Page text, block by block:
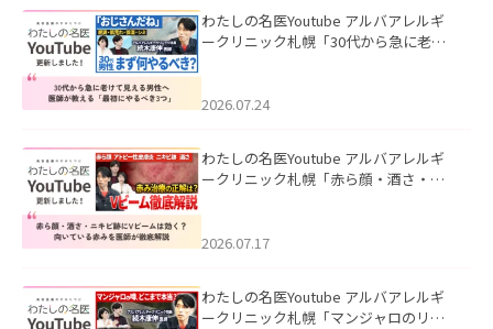
わたしの名医Youtube アルバアレルギ
ークリニック札幌「30代から急に老け
た。
2026.07.24
わたしの名医Youtube アルバアレルギ
ークリニック札幌「赤ら顔・酒さ・ニ
した。
2026.07.17
わたしの名医Youtube アルバアレルギ
ークリニック札幌「マンジャロのリア